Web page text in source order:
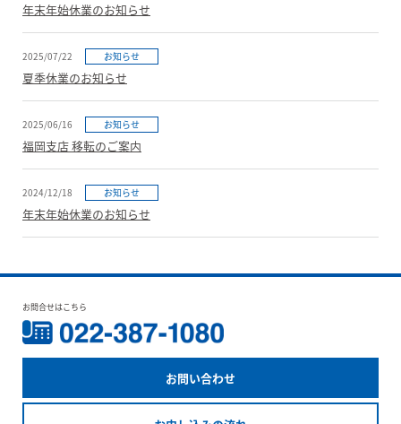
年末年始休業のお知らせ
2025/07/22 お知らせ
夏季休業のお知らせ
2025/06/16 お知らせ
福岡支店 移転のご案内
2024/12/18 お知らせ
年末年始休業のお知らせ
お問合せはこちら
お問い合わせ